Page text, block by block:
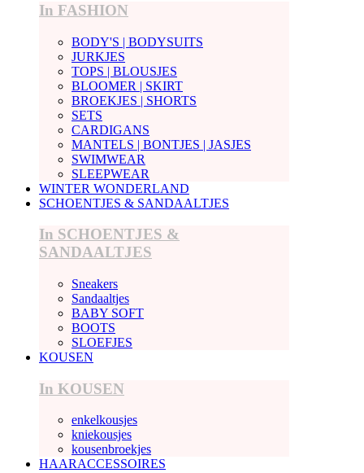
In FASHION
BODY'S | BODYSUITS
JURKJES
TOPS | BLOUSJES
BLOOMER | SKIRT
BROEKJES | SHORTS
SETS
CARDIGANS
MANTELS | BONTJES | JASJES
SWIMWEAR
SLEEPWEAR
WINTER WONDERLAND
SCHOENTJES & SANDAALTJES
In SCHOENTJES &
SANDAALTJES
Sneakers
Sandaaltjes
BABY SOFT
BOOTS
SLOEFJES
KOUSEN
In KOUSEN
enkelkousjes
kniekousjes
kousenbroekjes
HAARACCESSOIRES